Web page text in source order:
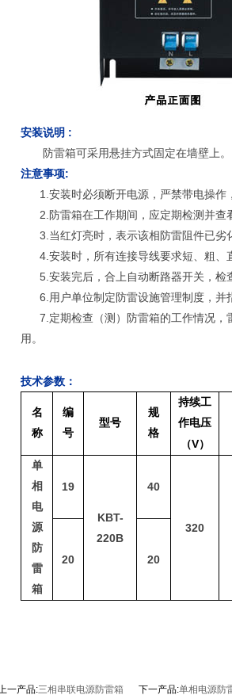
安装说明 :
防雷箱可采用悬挂方式固定在墙壁上。
注意事项:
1.安装时必须断开电源，严禁带电操作
2.防雷箱在工作期间，应定期检测并查
3.当红灯亮时，表示该相防雷阻件已劣
4.安装时，所有连接导线要求短、粗、
5.安装完后，合上自动断路器开关，检
6.用户单位制定防雷设施管理制度，并
7.定期检查（测）防雷箱的工作情况，
用。
技术参数：
名
称
编
号
型号
规
格
持续工
作电压
（V）
单
相
电
源
防
雷
箱
19
KBT-
220B
40
320
20 20
一产品:三相串联电源防雷箱 下一产品:单相电源防